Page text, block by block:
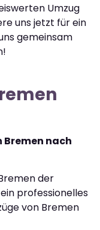
Umzug
uns jetzt für ein
gemeinsam
Bremen nach
der
professionelles
von Bremen